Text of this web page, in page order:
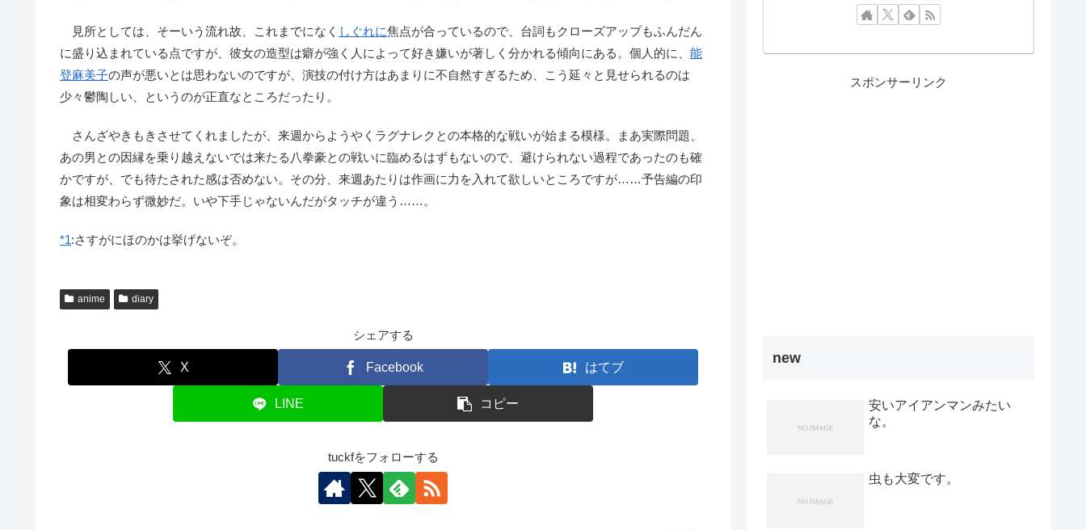
見所としては、そーいう流れ故、これまでになく しぐれに焦点が合っているので、台詞もクローズアップもふんだん
に盛り込まれている点ですが、彼女の造型は癖が強く人によって好き嫌いが著しく分かれる傾向にある。個人的に、 能
登麻美子の声が悪いとは思わないのですが、演技の付け方はあまりに不自然すぎるため、こう延々と見せられるのは
少々鬱陶しい、というのが正直なところだったり。
さんざやきもきさせてくれましたが、来週からようやくラグナレクとの本格的な戦いが始まる模様。まあ実際問題、
あの男との因縁を乗り越えないでは来たる八拳豪との戦いに臨めるはずもないので、避けられない過程であったのも確
かですが、でも待たされた感は否めない。その分、来週あたりは作画に力を入れて欲しいところですが……予告編の印
象は相変わらず微妙だ。いや下手じゃないんだがタッチが違う……。
*1:さすがにほのかは挙げないぞ。
anime diary
シェアする
X Facebook はてブ
LINE コピー
tuckfをフォローする
スポンサーリンク
new
安いアイアンマンみたい
な。
虫も大変です。